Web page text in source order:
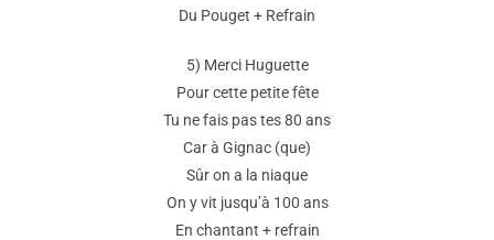
Du Pouget + Refrain
5) Merci Huguette
Pour cette petite fête
Tu ne fais pas tes 80 ans
Car à Gignac (que)
Sûr on a la niaque
On y vit jusqu’à 100 ans
En chantant + refrain